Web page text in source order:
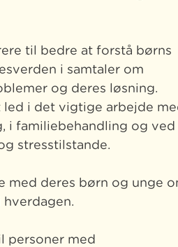
til bedre at forstå børns
i samtaler om
og deres løsning.
led i det vigtige arbejde
i familiebehandling og ved
stresstilstande.
med deres børn og unge
personer med